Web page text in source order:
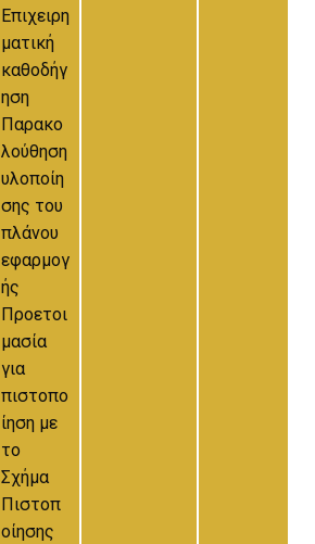
Επιχειρη
ματική
καθοδήγ
ηση
Παρακο
λούθηση
υλοποίη
σης του
πλάνου
εφαρμογ
ής
Προετοι
μασία
για
πιστοπο
ίηση με
το
Σχήμα
Πιστοπ
οίησης